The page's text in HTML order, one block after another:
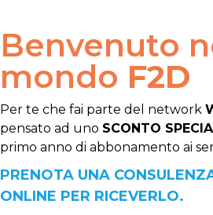
Benvenuto
mondo F2D
Per te che fai parte del network
pensato ad uno SCONTO
primo anno di abbonamento ai
PRENOTA UNA
ONLINE PER RICEVERLO.